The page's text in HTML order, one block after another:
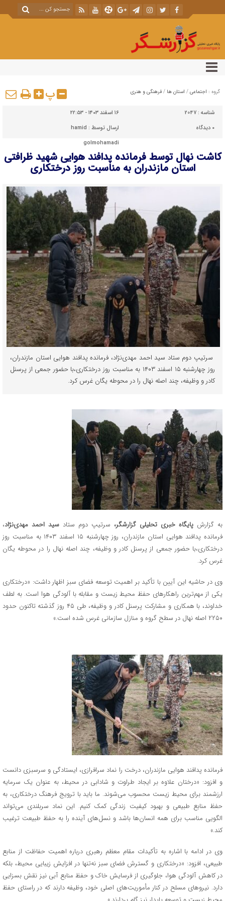
گروه : اجتماعی / استان ها / فرهنگی و هنری پ
شناسه : 2047
۱۶ اسفند ۱۴۰۳ - ۲۲:۵۳
۰ دیدگاه ارسال توسط : hamid
golmohamadi
کاشت نهال توسط فرمانده پدافند هوایی شهید ظرافتی
استان مازندران به مناسبت روز درختکاری
سرتیپ دوم ستاد سید احمد مهدی‌نژاد، فرمانده پدافند هوایی استان مازندران،
روز چهارشنبه ۱۵ اسفند ۱۴۰۳ به مناسبت روز درختکاری،با حضور جمعی از پرسنل
کادر و وظیفه، چند اصله نهال را در محوطه یگان غرس کرد.
به گزارش پایگاه خبری تحلیلی گزارشگر، سرتیپ دوم ستاد سید احمد مهدی‌نژاد،
فرمانده پدافند هوایی استان مازندران، روز چهارشنبه ۱۵ اسفند ۱۴۰۳ به مناسبت روز
درختکاری،با حضور جمعی از پرسنل کادر و وظیفه، چند اصله نهال را در محوطه یگان
غرس کرد.
وی در حاشیه این آیین با تأکید بر اهمیت توسعه فضای سبز اظهار داشت: «درختکاری
یکی از مهم‌ترین راهکارهای حفظ محیط زیست و مقابله با آلودگی هوا است. به لطف
خداوند، با همکاری و مشارکت پرسنل کادر و وظیفه، طی ۴۵ روز گذشته تاکنون حدود
۲۲۵۰ اصله نهال در سطح گروه و منازل سازمانی غرس شده است.»
فرمانده پدافند هوایی مازندران، درخت را نماد سرافرازی، ایستادگی و سرسبزی دانست
و افزود: «درختان علاوه بر ایجاد طراوت و شادابی در محیط، به عنوان یک سرمایه
ارزشمند برای محیط زیست محسوب می‌شوند. ما باید با ترویج فرهنگ درختکاری، به
حفظ منابع طبیعی و بهبود کیفیت زندگی کمک کنیم. این نماد سربلندی می‌تواند
الگویی مناسب برای همه انسان‌ها باشد و نسل‌های آینده را به حفظ طبیعت ترغیب
کند.»
وی در ادامه با اشاره به تأکیدات مقام معظم رهبری درباره اهمیت حفاظت از منابع
طبیعی، افزود: «درختکاری و گسترش فضای سبز نه‌تنها در افزایش زیبایی محیط، بلکه
در کاهش آلودگی هوا، جلوگیری از فرسایش خاک و حفظ منابع آبی نیز نقش بسزایی
دارد. نیروهای مسلح در کنار مأموریت‌های اصلی خود، وظیفه دارند که در راستای حفظ